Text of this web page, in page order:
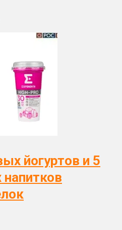
йогуртов и 5